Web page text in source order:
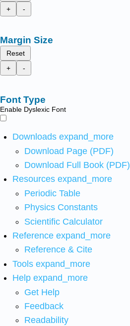
+
-
Margin Size
Reset
+
-
Font Type
Enable Dyslexic Font
Downloads expand_more
Download Page (PDF)
Download Full Book (PDF)
Resources expand_more
Periodic Table
Physics Constants
Scientific Calculator
Reference expand_more
Reference & Cite
Tools expand_more
Help expand_more
Get Help
Feedback
Readability